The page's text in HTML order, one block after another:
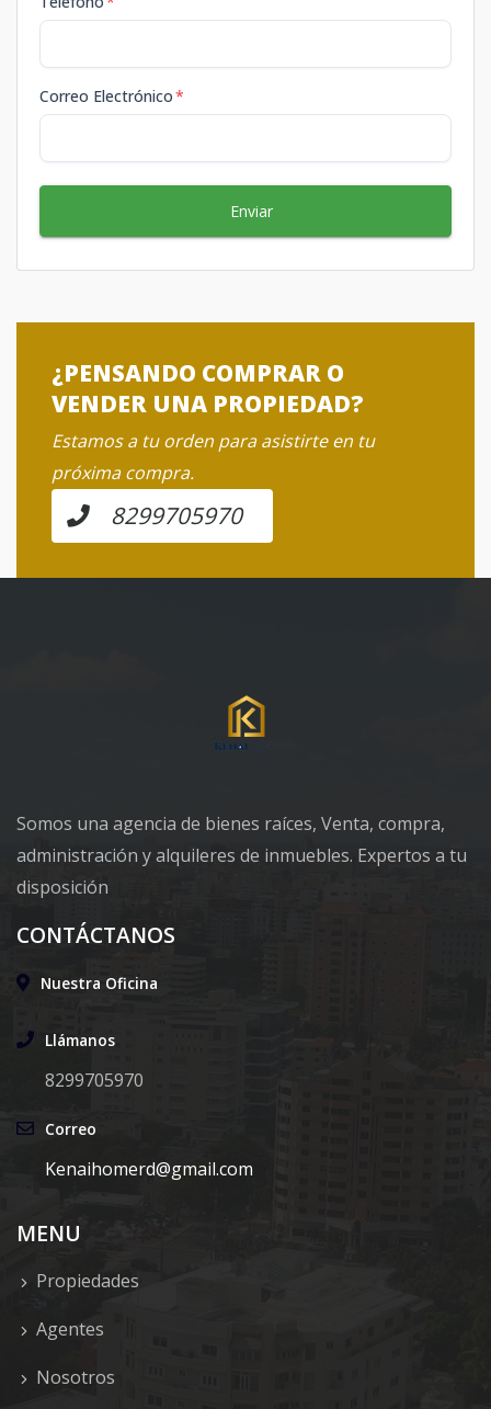
Correo Electrónico*
Enviar
¿PENSANDO COMPRAR O
VENDER UNA PROPIEDAD?
Estamos a tu orden para asistirte en tu
próxima compra.
8299705970
Somos una agencia de bienes raíces, Venta, compra,
administración y alquileres de inmuebles. Expertos a tu
disposición
CONTÁCTANOS
Nuestra Oficina
Llámanos
8299705970
Correo
Kenaihomerd@gmail.com
MENU
Propiedades
Agentes
Nosotros